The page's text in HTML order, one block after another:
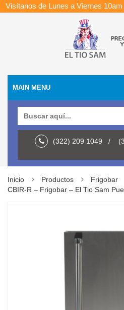
Visítanos de Lunes a Viernes
MAIN MENU
(322) 209 1049 /
Inicio Productos Frigobar
CBIR-R – Frigobar – El Tio Sam